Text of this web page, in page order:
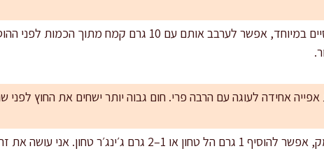
מניעת שקיעת פרי: אם הפירות עסיסיים במיוחד, אפשר לערבב אותם עם
שדרוג טעמים עדין: מי שאוהבים עומק, אפשר להוסיף 1 גרם הל טחון או 1–2 גרם